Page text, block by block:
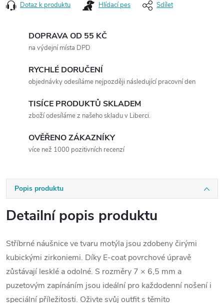
Dotaz k produktu Hlídací pes Sdílet
DOPRAVA OD 55 KČ
na výdejní místa DPD
RYCHLÉ DORUČENÍ
objednávky odesíláme nejpozději následující pracovní den
TISÍCE PRODUKTŮ SKLADEM
zboží odesíláme z našeho skladu v Liberci.
OVĚŘENO ZÁKAZNÍKY
více než 1000 pozitivních recenzí
Popis produktu
Detailní popis produktu
Stříbrné náušnice ve tvaru motýla jsou zdobeny čirými
kubickými zirkoniemi. Díky E-coat povrchové úpravě
zůstávají lesklé a odolné. S rozměry 7 × 6,5 mm a
puzetovým zapínáním jsou ideální pro každodenní nošení i
speciální příležitosti. Oživte svůj outfit s těmito